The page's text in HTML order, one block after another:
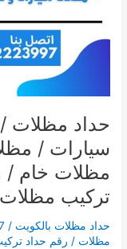
سيارات /
مظلات خام /
تركيب مظلات
مظلات / رقم حداد
كيربي/
مظلات
خام
حداد
تصليح
مظلات
تركيب
مظلات